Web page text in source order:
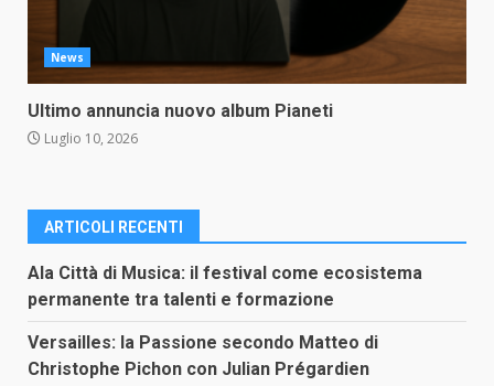
News
Ultimo annuncia nuovo album Pianeti
Luglio 10, 2026
ARTICOLI RECENTI
Ala Città di Musica: il festival come ecosistema
permanente tra talenti e formazione
Versailles: la Passione secondo Matteo di
Christophe Pichon con Julian Prégardien